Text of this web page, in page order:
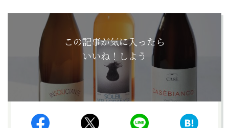
この記事が気に入ったら
いいね！しよう